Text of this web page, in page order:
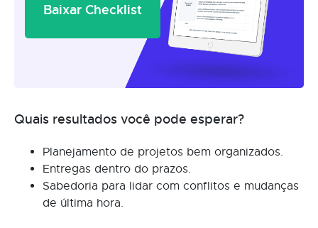
Baixar Checklist
Quais resultados você pode esperar?
Planejamento de projetos bem organizados.
Entregas dentro do prazos.
Sabedoria para lidar com conflitos e mudanças
de última hora.